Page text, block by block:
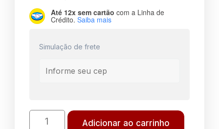
Até 12x sem cartão com a Linha de
Crédito. Saiba mais
Simulação de frete
Adicionar ao carrinho